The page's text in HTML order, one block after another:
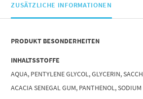
ZUSÄTZLICHE INFORMATIONEN
PRODUKT BESONDERHEITEN
INHALTSSTOFFE
AQUA, PENTYLENE GLYCOL, GLYCERIN,
ACACIA SENEGAL GUM, PANTHENOL,